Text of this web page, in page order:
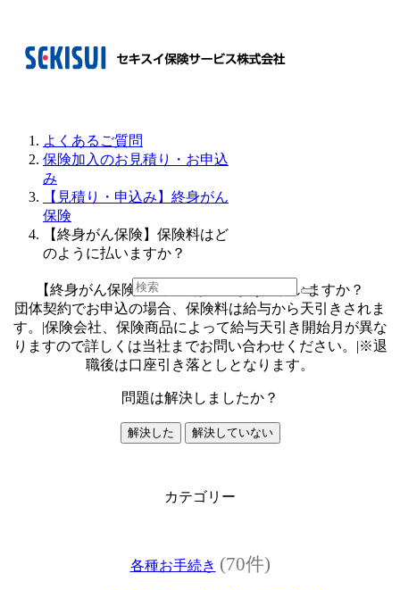
よくあるご質問
保険加入のお見積り・お申込
み
【見積り・申込み】終身がん
保険
【終身がん保険】保険料はど
のように払いますか？
【終身がん保険】保険料はどのように払いますか？
団体契約でお申込の場合、保険料は給与から天引きされま
す。|保険会社、保険商品によって給与天引き開始月が異な
りますので詳しくは当社までお問い合わせください。|※退
職後は口座引き落としとなります。
問題は解決しましたか？
解決した 解決していない
カテゴリー
各種お手続き (70件)